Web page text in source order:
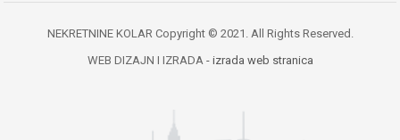
NEKRETNINE KOLAR Copyright © 2021. All Rights Reserved.
WEB DIZAJN I IZRADA - izrada web stranica